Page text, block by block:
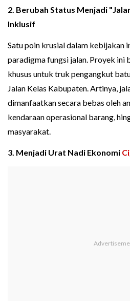
2. Berubah Status Menjadi
Inklusif
Satu poin krusial dalam kebijakan
paradigma fungsi jalan. Proyek ini
khusus untuk truk pengangkut
Jalan Kelas Kabupaten. Artinya,
dimanfaatkan secara bebas oleh
kendaraan operasional barang,
masyarakat.
3. Menjadi Urat Nadi Ekonomi